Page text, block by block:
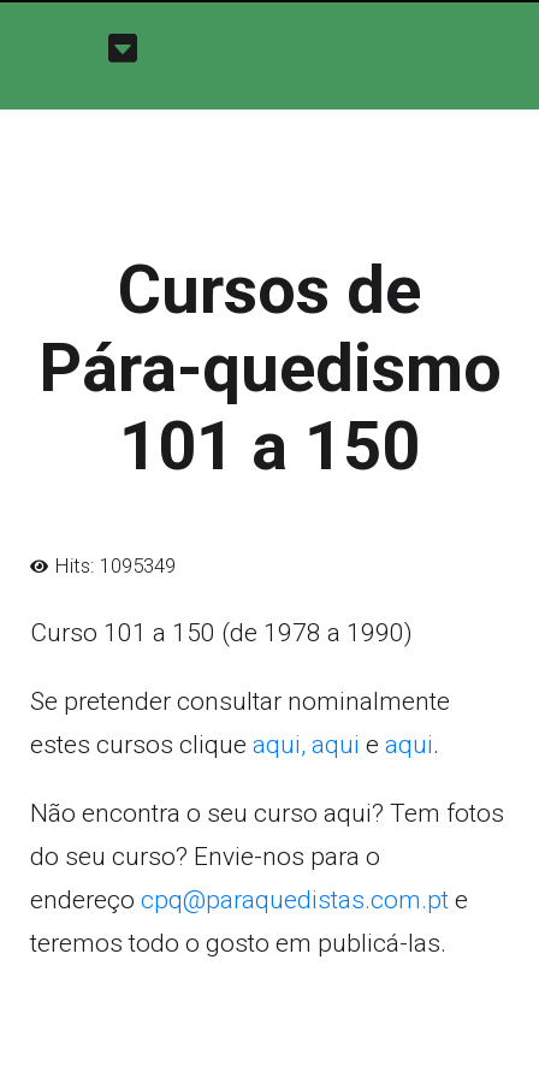
Cursos de
Pára-quedismo
101 a 150
Hits: 1095349
Curso 101 a 150 (de 1978 a 1990)
Se pretender consultar nominalmente
estes cursos clique aqui, aqui e aqui.
Não encontra o seu curso aqui? Tem fotos
do seu curso? Envie-nos para o
endereço cpq@paraquedistas.com.pt e
teremos todo o gosto em publicá-las.